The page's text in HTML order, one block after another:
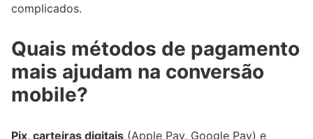
complicados.
Quais métodos de pagamento
mais ajudam na conversão
mobile?
Pix, carteiras digitais (Apple Pay, Google Pay) e